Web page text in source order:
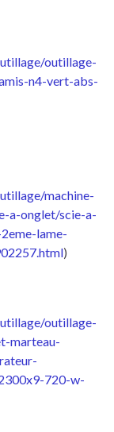
outillage-
n4-vert-abs-
machine-
a-onglet/scie-a-
lame-
)
outillage-
marteau-
720-w-